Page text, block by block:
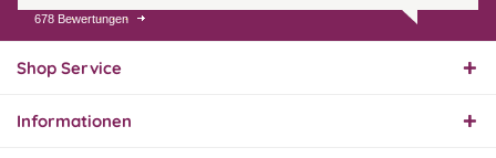
01.08.26
Innerhalb 2 Tagen Ware
678 Bewertungen
Shop Service
Informationen